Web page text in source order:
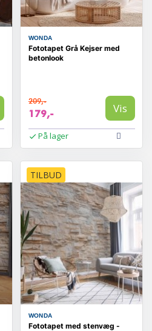
WONDA
Fototapet Grå Kejser med
betonlook
209,-
179,- Vis
På lager
TILBUD
WONDA
Fototapet med stenvæg -